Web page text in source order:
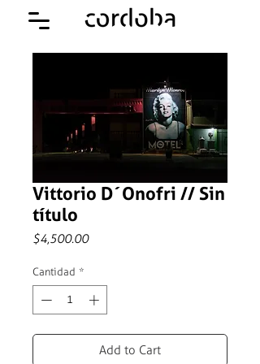
Vittorio D´Onofri // Sin
título
$4,500.00Precio
Cantidad *
Add to Cart